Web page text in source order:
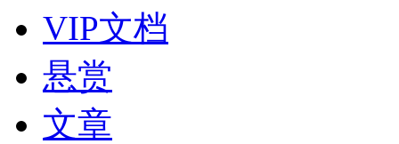
VIP文档
悬赏
文章